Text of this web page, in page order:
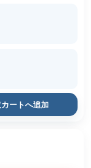
カートへ追加